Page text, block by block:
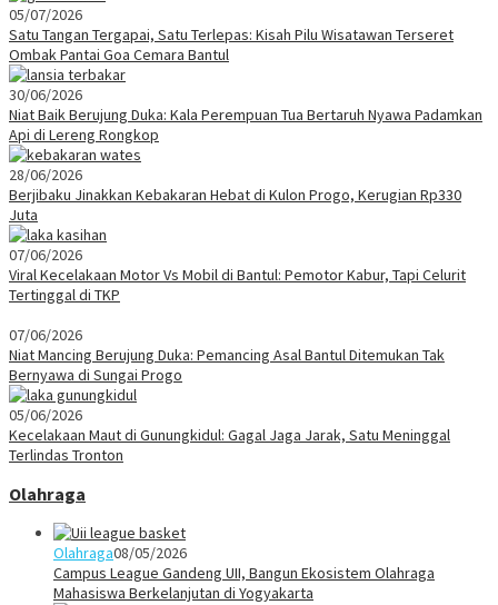
05/07/2026
Satu Tangan Tergapai, Satu Terlepas: Kisah Pilu Wisatawan Terseret
Ombak Pantai Goa Cemara Bantul
30/06/2026
Niat Baik Berujung Duka: Kala Perempuan Tua Bertaruh Nyawa Padamkan
Api di Lereng Rongkop
28/06/2026
Berjibaku Jinakkan Kebakaran Hebat di Kulon Progo, Kerugian Rp330
Juta
07/06/2026
Viral Kecelakaan Motor Vs Mobil di Bantul: Pemotor Kabur, Tapi Celurit
Tertinggal di TKP
07/06/2026
Niat Mancing Berujung Duka: Pemancing Asal Bantul Ditemukan Tak
Bernyawa di Sungai Progo
05/06/2026
Kecelakaan Maut di Gunungkidul: Gagal Jaga Jarak, Satu Meninggal
Terlindas Tronton
Olahraga
Olahraga08/05/2026
Campus League Gandeng UII, Bangun Ekosistem Olahraga
Mahasiswa Berkelanjutan di Yogyakarta